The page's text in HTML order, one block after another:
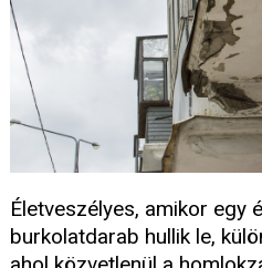
Életveszélyes, amikor egy
burkolatdarab hullik le,